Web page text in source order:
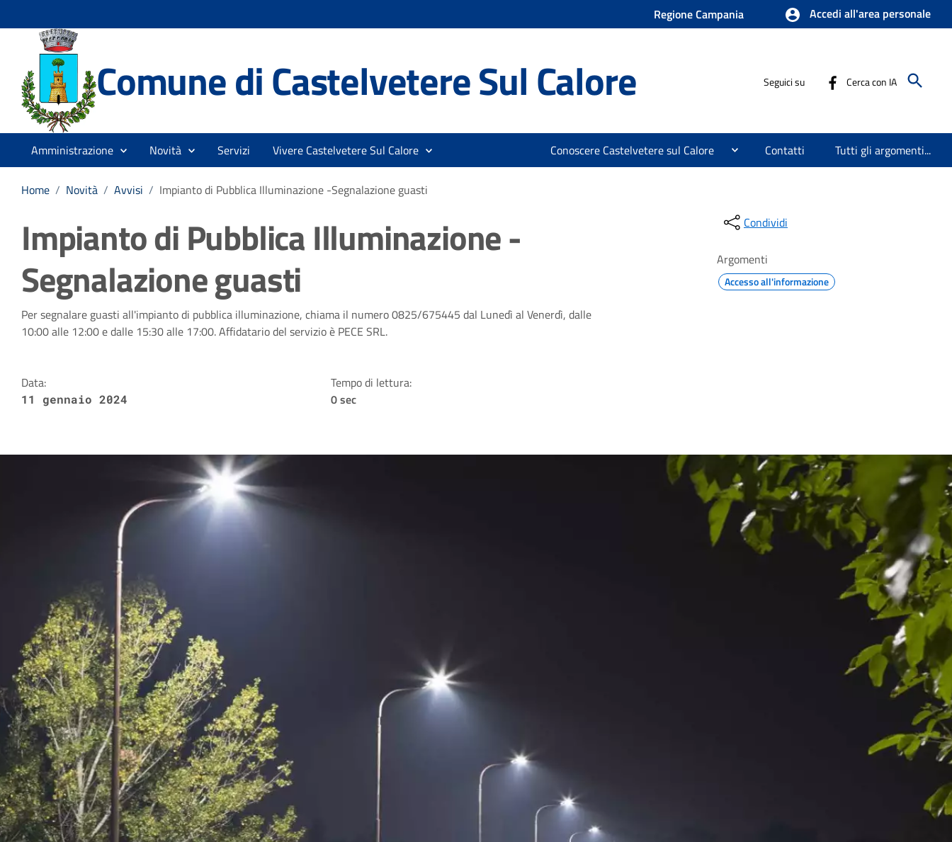
Regione Campania Accedi all'area personale
Comune di Castelvetere Sul Calore Seguici su Cerca con IA
Amministrazione Novità Servizi Vivere Castelvetere Sul Calore Conoscere Castelvetere sul Calore Contatti Tutti gli argomenti...
Home / Novità / Avvisi / Impianto di Pubblica Illuminazione -Segnalazione guasti
Impianto di Pubblica Illuminazione -
Segnalazione guasti
Dettagli della notizia
Per segnalare guasti all'impianto di pubblica illuminazione, chiama il numero 0825/675445 dal Lunedì al Venerdì, dalle
10:00 alle 12:00 e dalle 15:30 alle 17:00. Affidatario del servizio è PECE SRL.
Data:
11 gennaio 2024
Tempo di lettura:
0 sec
Condividi
Argomenti
Accesso all'informazione